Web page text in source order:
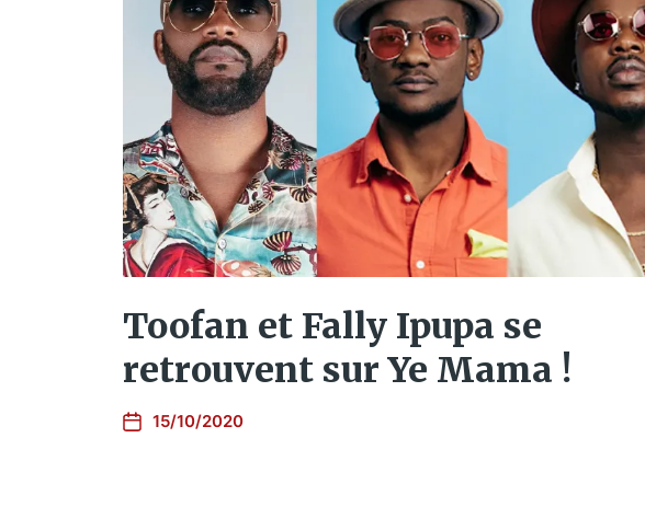
Toofan et Fally Ipupa se
retrouvent sur Ye Mama !
15/10/2020